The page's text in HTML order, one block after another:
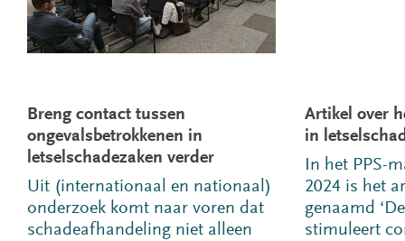
Breng contact tussen
ongevalsbetrokkenen in
letselschadezaken verder
Uit (internationaal en nationaal)
onderzoek komt naar voren dat
schadeafhandeling niet alleen
Artikel over
in
In het PPS-
2024 is het
genaamd
stimuleert